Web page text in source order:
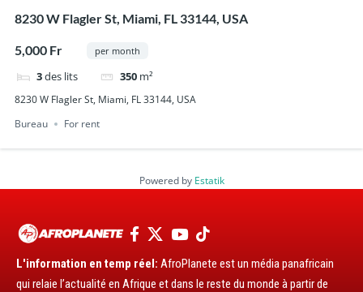
8230 W Flagler St, Miami, FL 33144, USA
5,000 Fr per month
3des lits 350 m²
8230 W Flagler St, Miami, FL 33144, USA
Bureau
For rent
Powered by Estatik
L'information en temp réel: AfroPlanete est un média panafricain
qui relaie l’actualité en Afrique et dans le reste du monde à partir de